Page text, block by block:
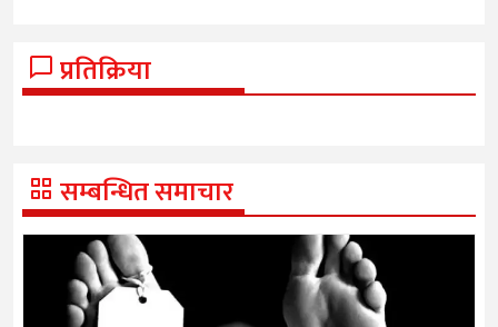
प्रतिक्रिया
सम्बन्धित समाचार